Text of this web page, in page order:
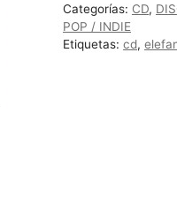
Estrella
De
Categorías: CD,
POP / INDIE
Etiquetas:cd,